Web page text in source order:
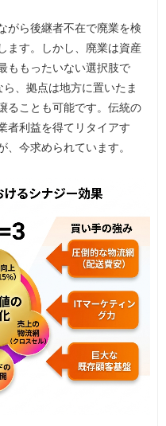
がら後継者不在で廃業を検
ます。しかし、廃業は資産
ももったいない選択肢で
、拠点は地方に置いたま
ることも可能です。伝統の
者利益を得てリタイアす
今求められています。